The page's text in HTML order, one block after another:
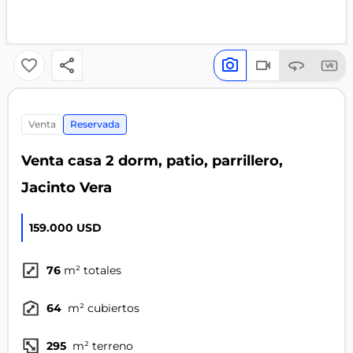
venta Reservada
Venta casa 2 dorm, patio, parrillero,
Jacinto Vera
159.000 USD
76 m² totales
64 m² cubiertos
295 m² terreno